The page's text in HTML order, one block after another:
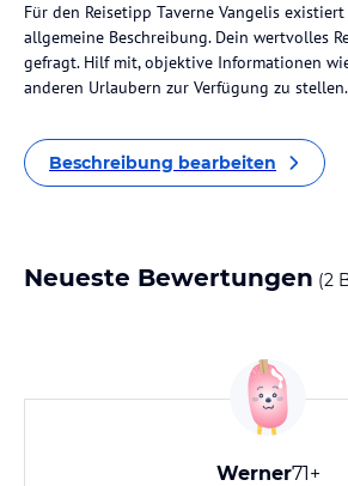
Für den Reisetipp Taverne Vangelis
allgemeine Beschreibung. Dein wertvolles
gefragt. Hilf mit, objektive Informationen
anderen Urlaubern zur Verfügung zu stellen.
Beschreibung bearbeiten
Neueste Bewertungen (2
Werner71+